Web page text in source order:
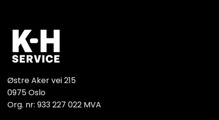
Østre Aker vei 215
0975 Oslo
Org. nr: 933 227 022 MVA